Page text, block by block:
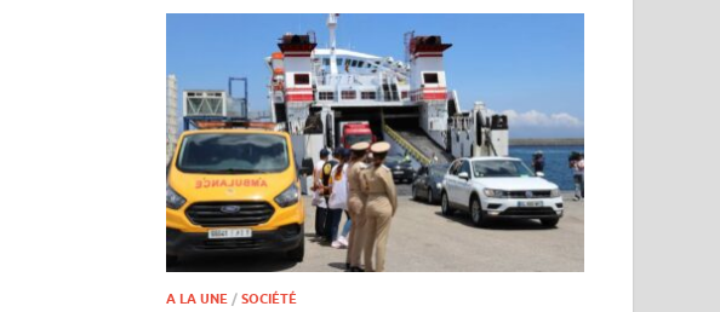
A LA UNE /SOCIÉTÉ